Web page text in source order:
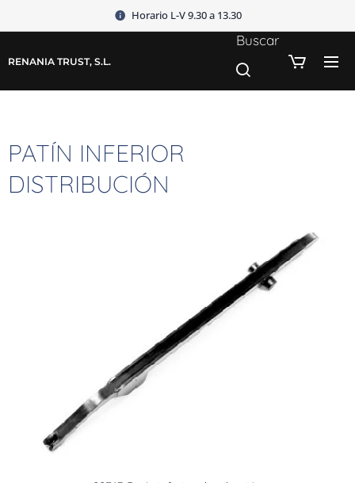
Horario L-V 9.30 a 13.30
RENANIA TRUST, S.L.
Buscar
PATÍN INFERIOR
DISTRIBUCIÓN